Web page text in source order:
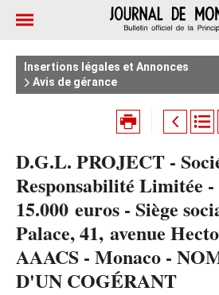
Insertions légales et Annonces
Avis de gérance
D.G.L. PROJECT -
Responsabilité Limitée
15.000 euros - Siège
Palace, 41, avenue
AAACS - Monaco -
D'UN COGÉRANT